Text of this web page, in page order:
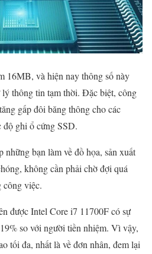
16MB, và hiện nay thông số này
thông tin tạm thời. Đặc biệt, công
gấp đôi băng thông cho các
độ ghi ổ cứng SSD.
bạn làm về đồ họa, sản xuất
không cần phải chờ đợi quá
công việc.
được Intel Core i7 11700F có sự
so với người tiền nhiệm. Vì vậy,
tối đa, nhất là về đơn nhân, đem lại